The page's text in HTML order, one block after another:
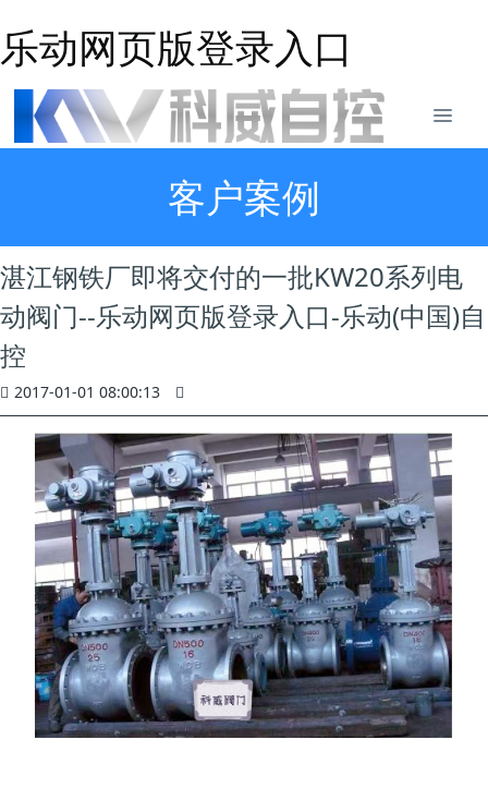
乐动网页版登录入口
客户案例
湛江钢铁厂即将交付的一批KW20系列电
动阀门--乐动网页版登录入口-乐动(中国)自
控
2017-01-01 08:00:13